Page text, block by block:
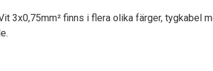
3x0,75mm² finns i flera olika färger, tygkabel